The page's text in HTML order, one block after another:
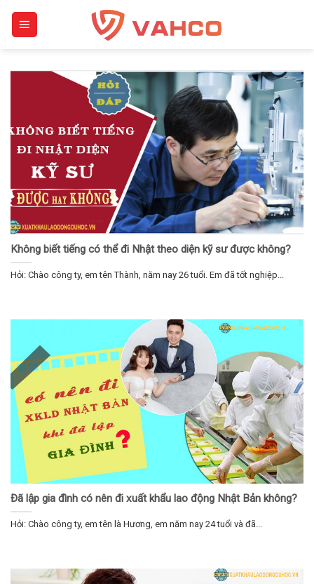
Skip
Không biết tiếng có thể đi Nhật theo diện kỹ sư được không?
Hỏi: Chào công ty, em tên Thành, năm nay 26 tuổi. Em đã tốt nghiệp...
Đã lập gia đình có nên đi xuất khẩu lao động Nhật Bản không?
Hỏi: Chào công ty, em tên là Hương, em năm nay 24 tuổi và đã...